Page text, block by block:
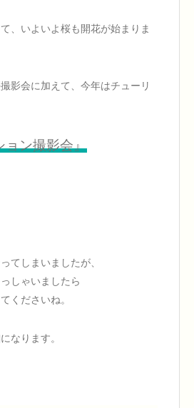
、いよいよ桜も開花が始まりま
影会に加えて、今年はチューリ
ョン撮影会』
てしまいましたが、
しゃいましたら
くださいね。
なります。